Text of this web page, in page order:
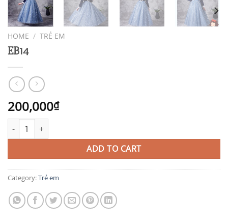
HOME / TRẺ EM
EB14
200,000₫
EB14 quantity
ADD TO CART
Category:Trẻ em